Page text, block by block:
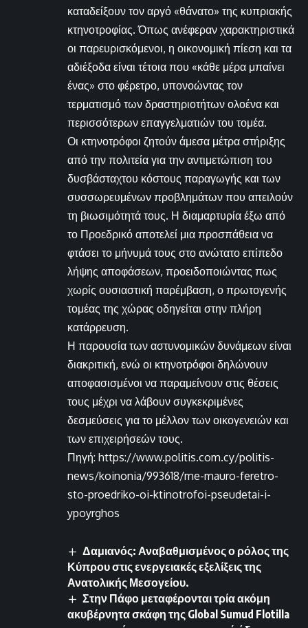
καταδείξουν τον αργό «θάνατο» της κυπριακής
κτηνοτροφίας. Όπως ανέφεραν χαρακτηριστικά
οι παρευρισκόμενοι, η οικονομική πίεση και τα
αδιέξοδα είναι τέτοια που «κάθε μέρα μπαίνει
ένας» στο φέρετρο, υπονοώντας τον
τερματισμό των δραστηριοτήτων ολοένα και
περισσότερων επαγγελματιών του τομέα.
Οι κτηνοτρόφοι ζητούν άμεσα μέτρα στήριξης
από την πολιτεία για την αντιμετώπιση του
δυσβάσταχτου κόστους παραγωγής και των
συσσωρευμένων προβλημάτων που απειλούν
τη βιωσιμότητά τους. Η διαμαρτυρία έξω από
το Προεδρικό αποτελεί μια προσπάθεια να
φτάσει το μήνυμά τους στο ανώτατο επίπεδο
λήψης αποφάσεων, προειδοποιώντας πως
χωρίς ουσιαστική παρέμβαση, ο πρωτογενής
τομέας της χώρας οδηγείται στην πλήρη
κατάρρευση.
Η παρουσία των αστυνομικών δυνάμεων είναι
διακριτική, ενώ οι κτηνοτρόφοι δηλώνουν
αποφασισμένοι να παραμείνουν στις θέσεις
τους μέχρι να λάβουν συγκεκριμένες
δεσμεύσεις για το μέλλον των οικογενειών και
των επιχειρήσεών τους.
Πηγή: https://www.politis.com.cy/politis-
news/koinonia/993618/me-mauro-feretro-
sto-proedriko-oi-ktinotrofoi-pseudetai-i-
ypoyrghos
Δαμιανός: Αναβαθμισμένος ο ρόλος της
Κύπρου στις ενεργειακές εξελίξεις της
Ανατολικής Μεσογείου.
Στην Πάφο μεταφέρονται τρία ακόμη
ακυβέρνητα σκάφη της Global Sumud Flotilla